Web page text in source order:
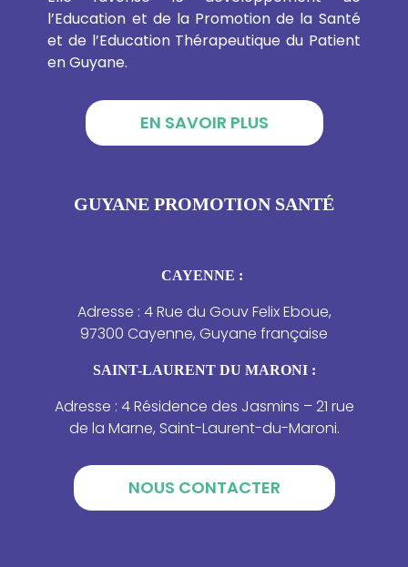
l’Education et de la Promotion de la Santé
et de l’Education Thérapeutique du Patient
en Guyane.
EN SAVOIR PLUS
GUYANE PROMOTION SANTÉ
CAYENNE :
Adresse : 4 Rue du Gouv Felix Eboue,
97300 Cayenne, Guyane française
SAINT-LAURENT DU MARONI :
Adresse : 4 Résidence des Jasmins – 21 rue
de la Marne, Saint-Laurent-du-Maroni.
NOUS CONTACTER